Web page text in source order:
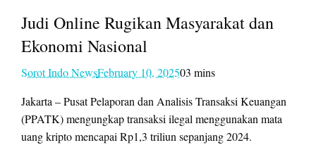
Judi Online Rugikan Masyarakat dan
Ekonomi Nasional
Sorot Indo NewsFebruary 10, 202503 mins
Jakarta – Pusat Pelaporan dan Analisis Transaksi Keuangan
(PPATK) mengungkap transaksi ilegal menggunakan mata
uang kripto mencapai Rp1,3 triliun sepanjang 2024.